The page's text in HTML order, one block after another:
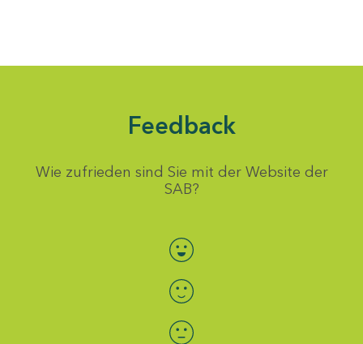
Feedback
Wie zufrieden sind Sie mit der Website der
SAB?
Bewertung auswählen